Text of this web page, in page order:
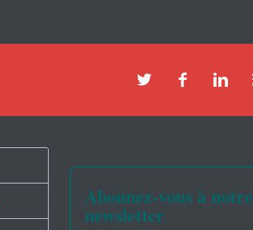
Abonnez-vous à notre
newsletter